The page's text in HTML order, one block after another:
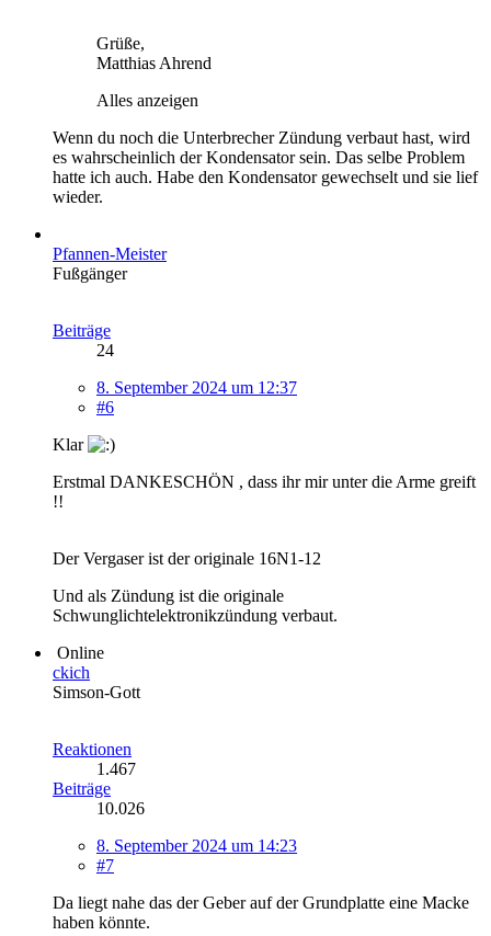
Grüße,
Matthias Ahrend
Alles anzeigen
Wenn du noch die Unterbrecher Zündung verbaut hast, wird
es wahrscheinlich der Kondensator sein. Das selbe Problem
hatte ich auch. Habe den Kondensator gewechselt und sie lief
wieder.
Pfannen-Meister
Fußgänger
Beiträge
24
8. September 2024 um 12:37
#6
Klar
Erstmal DANKESCHÖN , dass ihr mir unter die Arme greift
!!
Der Vergaser ist der originale 16N1-12
Und als Zündung ist die originale
Schwunglichtelektronikzündung verbaut.
Online
ckich
Simson-Gott
Reaktionen
1.467
Beiträge
10.026
8. September 2024 um 14:23
#7
Da liegt nahe das der Geber auf der Grundplatte eine Macke
haben könnte.